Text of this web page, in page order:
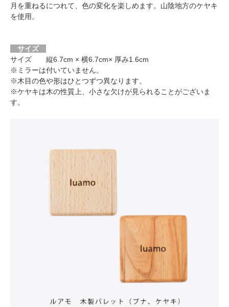
月を重ねるにつれて、色の変化を楽しめます。山陰地方のケヤキ
を使用。
サイズ
サイズ 縦6.7cm × 横6.7cm× 厚み1.6cm
※ミラーは付いていません。
※木目の色や形はひとつずつ異なります。
※ケヤキは木の性質上、小さな欠けが見られることがございま
す。